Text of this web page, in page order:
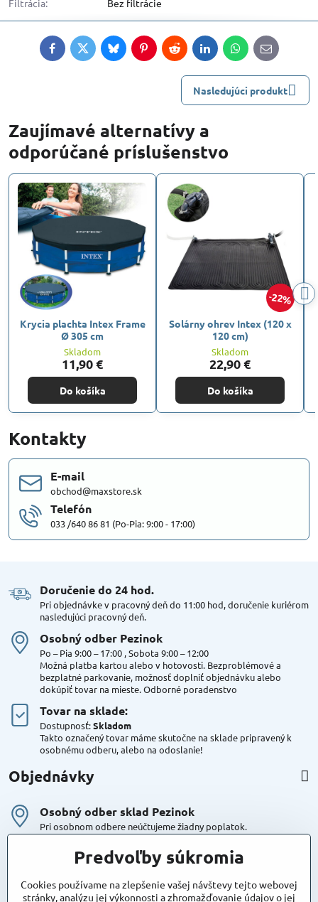
Filtrácia: Bez filtrácie
FacebookTwitterBlueskyPinterestRedditLinkedInWhatsApp
E-
mail
Nasledujúci produkt
Zaujímavé alternatívy a
odporúčané príslušenstvo
Krycia plachta Intex Frame
Ø 305 cm
Skladom
11,90 €
Do košíka
22%
Solárny ohrev Intex (120 x
120 cm)
Skladom
22,90 €
Do košíka
Kontakty
E-mail
obchod@maxstore.sk
Telefón
033 /640 86 81 (Po-Pia: 9:00 - 17:00)
Doručenie do 24 hod​.
Pri objednávke v pracovný deň do 11:00 hod, doručenie kuriérom
nasledujúci pracovný deň.
Osobný odber Pezinok
Po – Pia 9:00 – 17:00 , Sobota 9:00 – 12:00
Možná platba kartou alebo v hotovosti. Bezproblémové a
bezplatné parkovanie, možnosť doplniť objednávku alebo
dokúpiť tovar na mieste. Odborné poradenstvo
Tovar na sklade:
Dostupnosť:Skladom
Takto označený tovar máme skutočne na sklade pripravený k
osobnému odberu, alebo na odoslanie!
Objednávky
Osobný odber sklad Pezinok
Pri osobnom odbere neúčtujeme žiadny poplatok.
Kuriér DPD , Geis
Cena za dopravu:
Predvoľby súkromia
Cookies používame na zlepšenie vašej návštevy tejto webovej
stránky, analýzu jej výkonnosti a zhromažďovanie údajov o jej